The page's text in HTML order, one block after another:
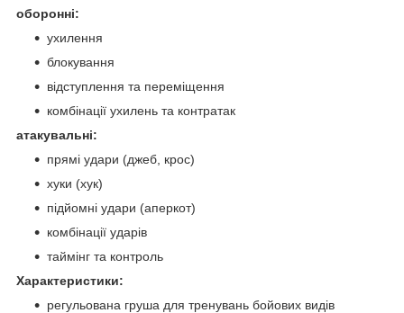
оборонні:
ухилення
блокування
відступлення та переміщення
комбінації ухилень та контратак
атакувальні:
прямі удари (джеб, крос)
хуки (хук)
підйомні удари (аперкот)
комбінації ударів
таймінг та контроль
Характеристики:
регульована груша для тренувань бойових видів